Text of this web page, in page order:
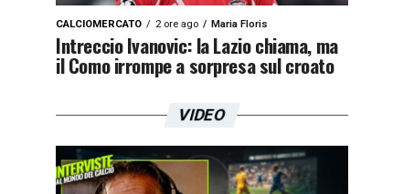
CALCIOMERCATO 2 ore ago Maria Floris
Intreccio Ivanovic: la Lazio chiama, ma
il Como irrompe a sorpresa sul croato
VIDEO